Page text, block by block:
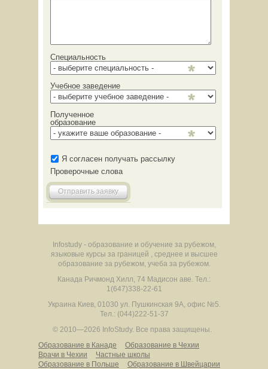
Специальность
Учебное заведение
Полученное
образование
Я согласен получать рассылку
Проверочные слова
Отправить заявку
Infostudy - образование и обучение за рубежом,
языковые курсы за границей , среднее и высшее
образование за рубежом, учеба за рубежом.
Канада Ричмонд Хилл, 74 Мадисон аве. Тел.:
1(647)338-22-61
Украина Киев, 01030 ул. Пушкинская 9А, офис №5.
Тел.: (044)222-51-37
© 2010—2026 InfoStudy. Все права защищены.
Образование в Канаде
Образование в Чехии
Врачи в Чехии
Частные школы
Образование в Польше
Образование в Швейцарии